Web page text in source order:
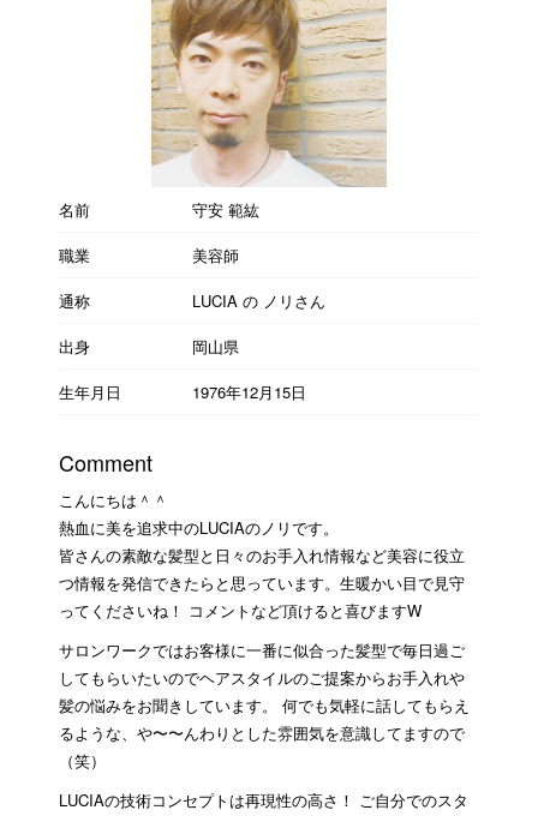
名前
守安 範紘
職業
美容師
通称
LUCIA の ノリさん
出身
岡山県
生年月日
1976年12月15日
Comment
こんにちは＾＾
熱血に美を追求中のLUCIAのノリです。
皆さんの素敵な髪型と日々のお手入れ情報など美容に役立
つ情報を発信できたらと思っています。生暖かい目で見守
ってくださいね！ コメントなど頂けると喜びますW
サロンワークではお客様に一番に似合った髪型で毎日過ご
してもらいたいのでヘアスタイルのご提案からお手入れや
髪の悩みをお聞きしています。 何でも気軽に話してもらえ
るような、や〜〜んわりとした雰囲気を意識してますので
（笑）
LUCIAの技術コンセプトは再現性の高さ！ ご自分でのスタ